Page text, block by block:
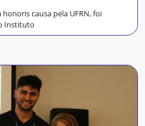
causa pela UFRN, foi
Instituto